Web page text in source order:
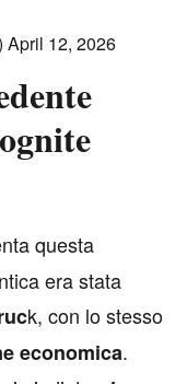
April 12, 2026
questa
era stata
k, con lo stesso
economica.